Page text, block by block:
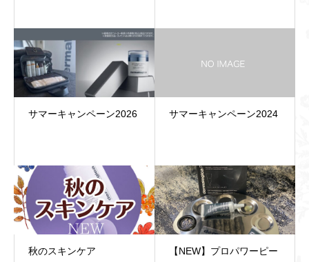
サマーキャンペーン2026 サマーキャンペーン2024
秋のスキンケア
【NEW】プロパワーピー